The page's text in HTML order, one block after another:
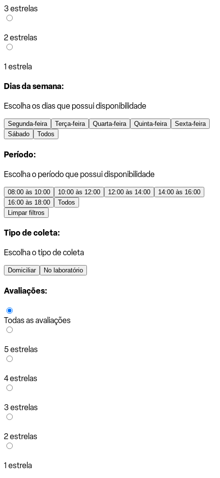
3 estrelas
2 estrelas
1 estrela
Dias da semana:
Escolha os dias que possui disponibilidade
Segunda-feira Terça-feira Quarta-feira Quinta-feira
Sexta-feira
Sábado
Todos
Período:
Escolha o período que possui disponibilidade
08:00 às 10:00 10:00 às 12:00 12:00 às 14:00
14:00 às 16:00
16:00 às 18:00
Todos
Limpar filtros
Tipo de coleta:
Escolha o tipo de coleta
Domiciliar No laboratório
Avaliações:
Todas as avaliações
5 estrelas
4 estrelas
3 estrelas
2 estrelas
1 estrela